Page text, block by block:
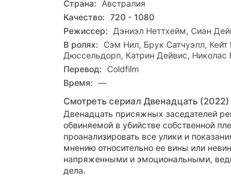
Страна:
Австралия
Качество: 720 - 1080
Режиссер:
Дэниэл Неттхейм, Сиан
В ролях: Сэм Нил, Брук Сатчуэлл,
Дюссельдорп, Катрин Дейвис,
Перевод: Coldfilm
Время: —
Смотреть сериал Двенадцать
Двенадцать присяжных заседателей
обвиняемой в убийстве собственной
проанализировать все улики и
мнению относительно ее вины или
напряженными и эмоциональными,
дела.